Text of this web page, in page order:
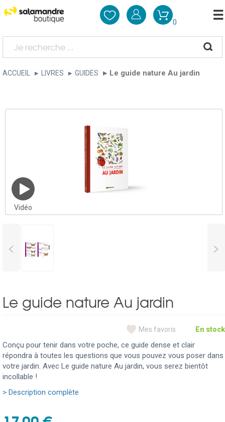
0
ACCUEIL LIVRES GUIDES Le guide nature Au jardin
Vidéo
< >
Le guide nature Au jardin
Mes favoris En stock
Conçu pour tenir dans votre poche, ce guide dense et clair
répondra à toutes les questions que vous pouvez vous poser dans
votre jardin. Avec Le guide nature Au jardin, vous serez bientôt
incollable !
> Description complète